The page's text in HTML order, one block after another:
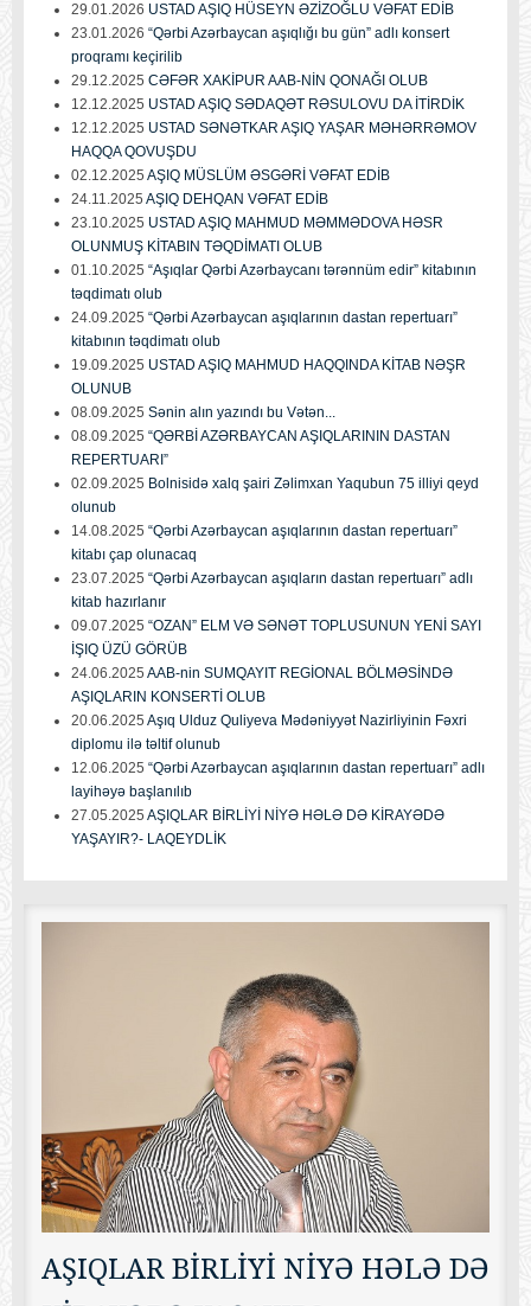
29.01.2026 USTAD AŞIQ HÜSEYN ƏZİZOĞLU VƏFAT EDİB
23.01.2026 “Qərbi Azərbaycan aşıqlığı bu gün” adlı konsert
proqramı keçirilib
29.12.2025 CƏFƏR XAKİPUR AAB-NİN QONAĞI OLUB
12.12.2025 USTAD AŞIQ SƏDAQƏT RƏSULOVU DA İTİRDİK
12.12.2025 USTAD SƏNƏTKAR AŞIQ YAŞAR MƏHƏRRƏMOV
HAQQA QOVUŞDU
02.12.2025 AŞIQ MÜSLÜM ƏSGƏRİ VƏFAT EDİB
24.11.2025 AŞIQ DEHQAN VƏFAT EDİB
23.10.2025 USTAD AŞIQ MAHMUD MƏMMƏDOVA HƏSR
OLUNMUŞ KİTABIN TƏQDİMATI OLUB
01.10.2025 “Aşıqlar Qərbi Azərbaycanı tərənnüm edir” kitabının
təqdimatı olub
24.09.2025 “Qərbi Azərbaycan aşıqlarının dastan repertuarı”
kitabının təqdimatı olub
19.09.2025 USTAD AŞIQ MAHMUD HAQQINDA KİTAB NƏŞR
OLUNUB
08.09.2025 Sənin alın yazındı bu Vətən...
08.09.2025 “QƏRBİ AZƏRBAYCAN AŞIQLARININ DASTAN
REPERTUARI”
02.09.2025 Bolnisidə xalq şairi Zəlimxan Yaqubun 75 illiyi qeyd
olunub
14.08.2025 “Qərbi Azərbaycan aşıqlarının dastan repertuarı”
kitabı çap olunacaq
23.07.2025 “Qərbi Azərbaycan aşıqların dastan repertuarı” adlı
kitab hazırlanır
09.07.2025 “OZAN” ELM VƏ SƏNƏT TOPLUSUNUN YENİ SAYI
İŞIQ ÜZÜ GÖRÜB
24.06.2025 AAB-nin SUMQAYIT REGİONAL BÖLMƏSİNDƏ
AŞIQLARIN KONSERTİ OLUB
20.06.2025 Aşıq Ulduz Quliyeva Mədəniyyət Nazirliyinin Fəxri
diplomu ilə təltif olunub
12.06.2025 “Qərbi Azərbaycan aşıqlarının dastan repertuarı” adlı
layihəyə başlanılıb
27.05.2025 AŞIQLAR BİRLİYİ NİYƏ HƏLƏ DƏ KİRAYƏDƏ
YAŞAYIR?- LAQEYDLİK
AŞIQLAR BİRLİYİ NİYƏ HƏLƏ DƏ